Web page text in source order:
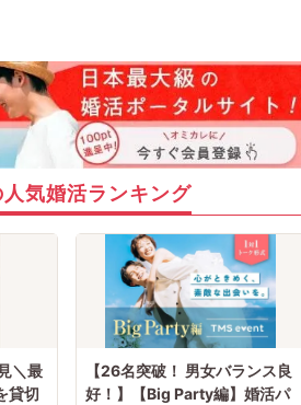
気婚活ランキング
＼最
貸切
【26名突破！ 男女バランス良
好！】【Big Party編】婚活パ